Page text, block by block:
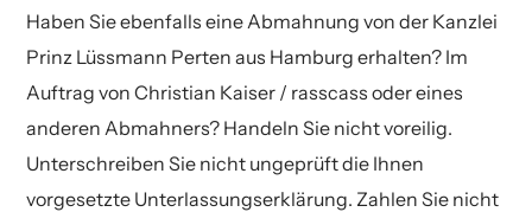
Haben Sie ebenfalls eine Abmahnung von der Kanzlei
Prinz Lüssmann Perten aus Hamburg erhalten? Im
Auftrag von Christian Kaiser / rasscass oder eines
anderen Abmahners? Handeln Sie nicht voreilig.
Unterschreiben Sie nicht ungeprüft die Ihnen
vorgesetzte Unterlassungserklärung. Zahlen Sie nicht